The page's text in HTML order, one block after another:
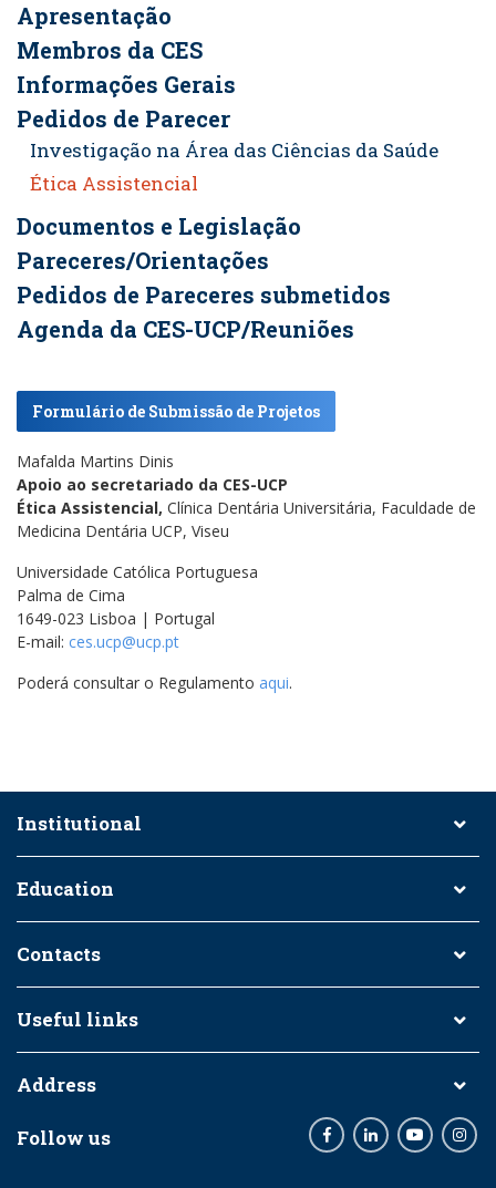
Apresentação
Membros da CES
Informações Gerais
Pedidos de Parecer
Investigação na Área das Ciências da Saúde
Ética Assistencial
Documentos e Legislação
Pareceres/Orientações
Pedidos de Pareceres submetidos
Agenda da CES-UCP/Reuniões
Formulário de Submissão de Projetos
Mafalda Martins Dinis
Apoio ao secretariado da CES-UCP
Ética Assistencial, Clínica Dentária Universitária, Faculdade de
Medicina Dentária UCP, Viseu
Universidade Católica Portuguesa
Palma de Cima
1649-023 Lisboa | Portugal
E-mail: ces.ucp@ucp.pt
Poderá consultar o Regulamento aqui.
Institutional
Education
Contacts
Useful links
Address
Follow us FacebookLinkedInYoutube